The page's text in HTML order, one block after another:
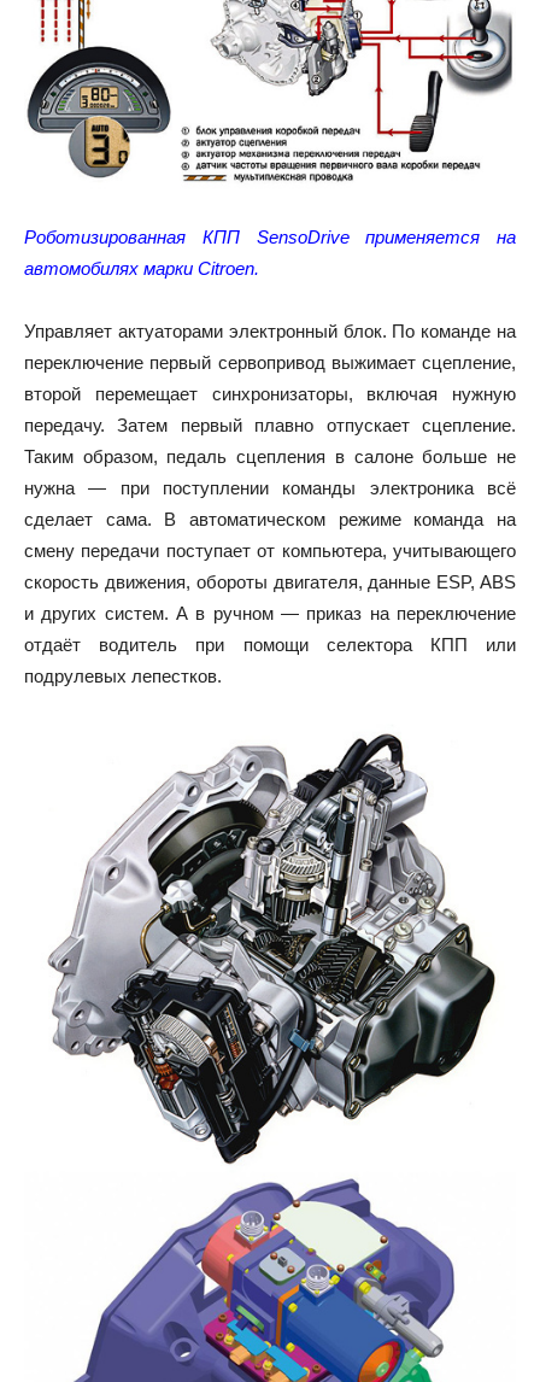
Роботизированная КПП SensoDrive применяется на
автомобилях марки Citroen.
Управляет актуаторами электронный блок. По команде на
переключение первый сервопривод выжимает сцепление,
второй перемещает синхронизаторы, включая нужную
передачу. Затем первый плавно отпускает сцепление.
Таким образом, педаль сцепления в салоне больше не
нужна — при поступлении команды электроника всё
сделает сама. В автоматическом режиме команда на
смену передачи поступает от компьютера, учитывающего
скорость движения, обороты двигателя, данные ESP, ABS
и других систем. А в ручном — приказ на переключение
отдаёт водитель при помощи селектора КПП или
подрулевых лепестков.